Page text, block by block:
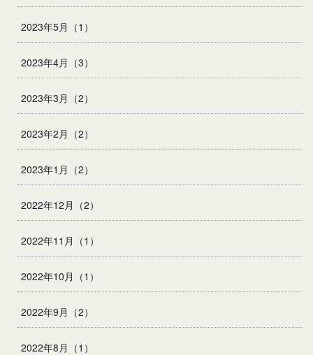
2023年5月（1）
2023年4月（3）
2023年3月（2）
2023年2月（2）
2023年1月（2）
2022年12月（2）
2022年11月（1）
2022年10月（1）
2022年9月（2）
2022年8月（1）